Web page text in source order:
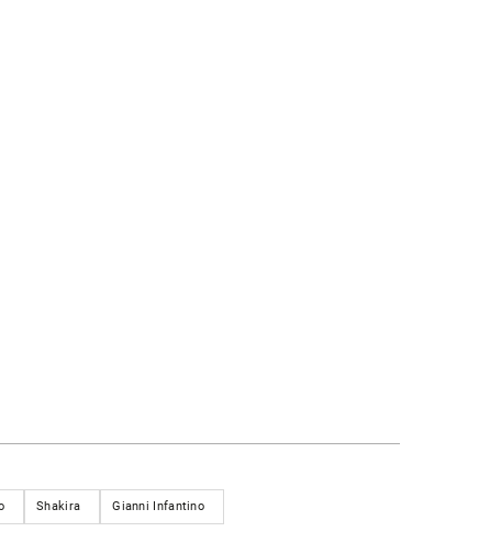
Shakira Gianni Infantino